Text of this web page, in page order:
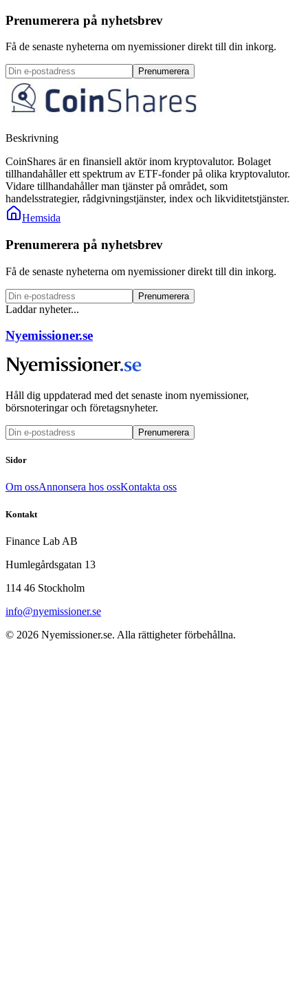
Prenumerera på nyhetsbrev
Få de senaste nyheterna om nyemissioner direkt till din inkorg.
Prenumerera
Beskrivning
CoinShares är en finansiell aktör inom kryptovalutor. Bolaget
tillhandahåller ett spektrum av ETF-fonder på olika kryptovalutor.
Vidare tillhandahåller man tjänster på området, som
handelsstrategier, rådgivningstjänster, index och likviditetstjänster.
Hemsida
Prenumerera på nyhetsbrev
Få de senaste nyheterna om nyemissioner direkt till din inkorg.
Prenumerera
Laddar nyheter...
Nyemissioner.se
Håll dig uppdaterad med det senaste inom nyemissioner,
börsnoteringar och företagsnyheter.
Prenumerera
Sidor
Om ossAnnonsera hos ossKontakta oss
Kontakt
Finance Lab AB
Humlegårdsgatan 13
114 46 Stockholm
info@nyemissioner.se
© 2026 Nyemissioner.se. Alla rättigheter förbehållna.